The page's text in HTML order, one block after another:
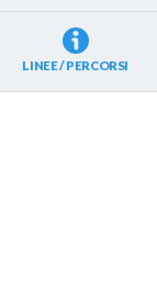
LINEE / PERCORSI